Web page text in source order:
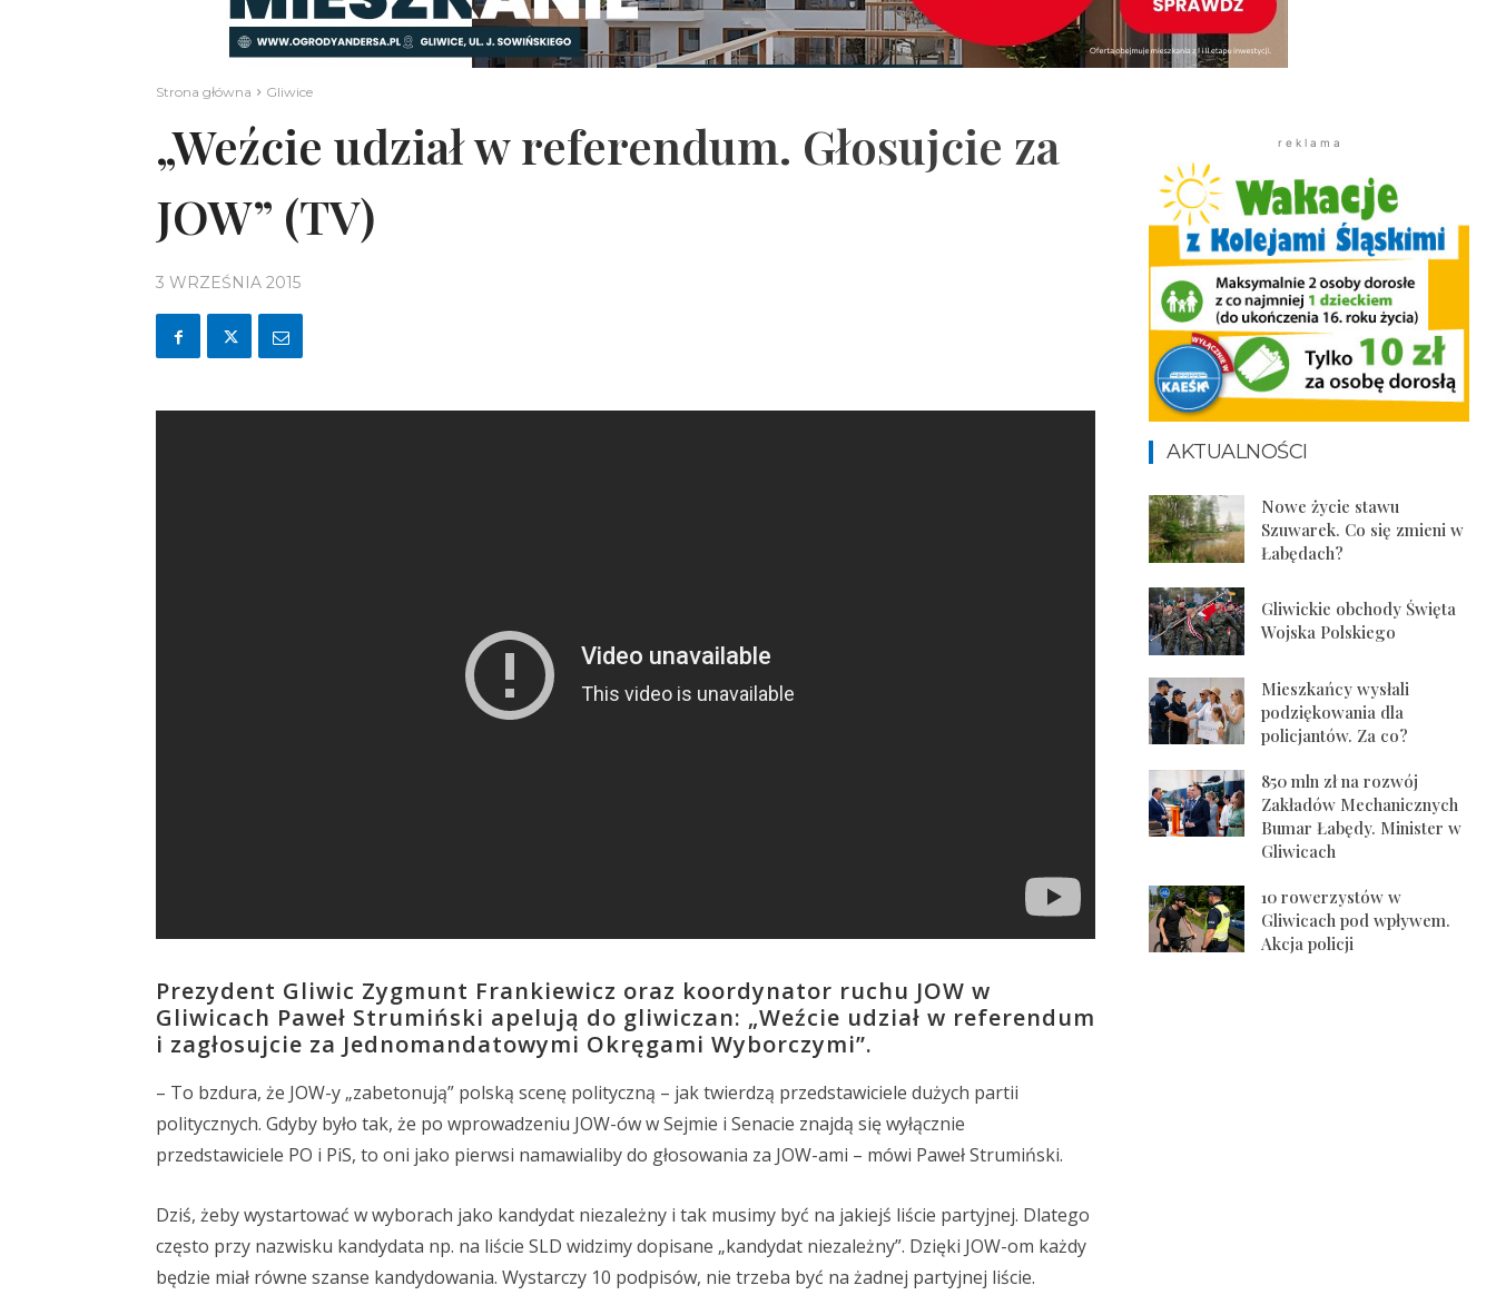
Strona główna Gliwice
„Weźcie udział w referendum. Głosujcie za
JOW” (TV)
3 WRZEŚNIA 2015
Prezydent Gliwic Zygmunt Frankiewicz oraz koordynator ruchu JOW w
Gliwicach Paweł Strumiński apelują do gliwiczan: „Weźcie udział w referendum
i zagłosujcie za Jednomandatowymi Okręgami Wyborczymi”.
– To bzdura, że JOW-y „zabetonują” polską scenę polityczną – jak twierdzą przedstawiciele dużych partii
politycznych. Gdyby było tak, że po wprowadzeniu JOW-ów w Sejmie i Senacie znajdą się wyłącznie
przedstawiciele PO i PiS, to oni jako pierwsi namawialiby do głosowania za JOW-ami – mówi Paweł Strumiński.
Dziś, żeby wystartować w wyborach jako kandydat niezależny i tak musimy być na jakiejś liście partyjnej. Dlatego
często przy nazwisku kandydata np. na liście SLD widzimy dopisane „kandydat niezależny”. Dzięki JOW-om każdy
będzie miał równe szanse kandydowania. Wystarczy 10 podpisów, nie trzeba być na żadnej partyjnej liście.
r e k l a m a
AKTUALNOŚCI
Nowe życie stawu
Szuwarek. Co się zmieni w
Łabędach?
Gliwickie obchody Święta
Wojska Polskiego
Mieszkańcy wysłali
podziękowania dla
policjantów. Za co?
850 mln zł na rozwój
Zakładów Mechanicznych
Bumar Łabędy. Minister w
Gliwicach
10 rowerzystów w
Gliwicach pod wpływem.
Akcja policji